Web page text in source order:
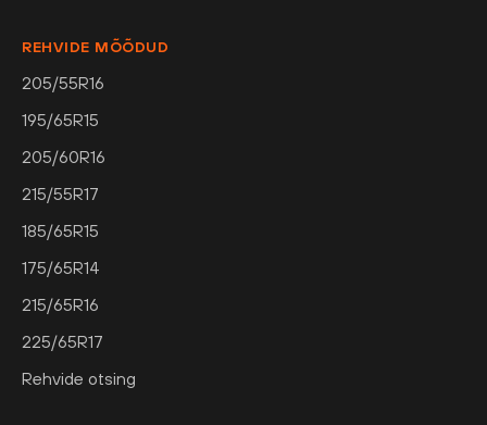
REHVIDE MÕÕDUD
205/55R16
195/65R15
205/60R16
215/55R17
185/65R15
175/65R14
215/65R16
225/65R17
Rehvide otsing